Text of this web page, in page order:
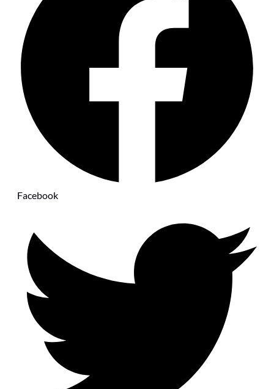
Facebook